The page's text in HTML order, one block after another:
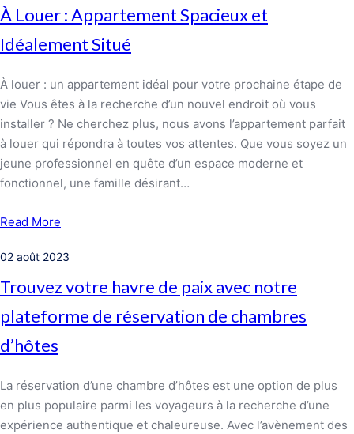
À Louer : Appartement Spacieux et
Idéalement Situé
À louer : un appartement idéal pour votre prochaine étape de
vie Vous êtes à la recherche d’un nouvel endroit où vous
installer ? Ne cherchez plus, nous avons l’appartement parfait
à louer qui répondra à toutes vos attentes. Que vous soyez un
jeune professionnel en quête d’un espace moderne et
fonctionnel, une famille désirant…
Read More
02 août 2023
Trouvez votre havre de paix avec notre
plateforme de réservation de chambres
d’hôtes
La réservation d’une chambre d’hôtes est une option de plus
en plus populaire parmi les voyageurs à la recherche d’une
expérience authentique et chaleureuse. Avec l’avènement des